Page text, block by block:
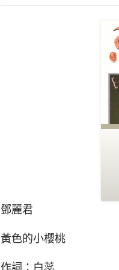
鄧麗君
黃色的小櫻桃
作詞：白蕊